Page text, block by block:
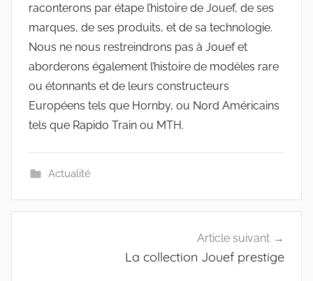
raconterons par étape l’histoire de Jouef, de ses
marques, de ses produits, et de sa technologie.
Nous ne nous restreindrons pas à Jouef et
aborderons également l’histoire de modèles rare
ou étonnants et de leurs constructeurs
Européens tels que Hornby, ou Nord Américains
tels que Rapido Train ou MTH.
Actualité
Article suivant
La collection Jouef prestige